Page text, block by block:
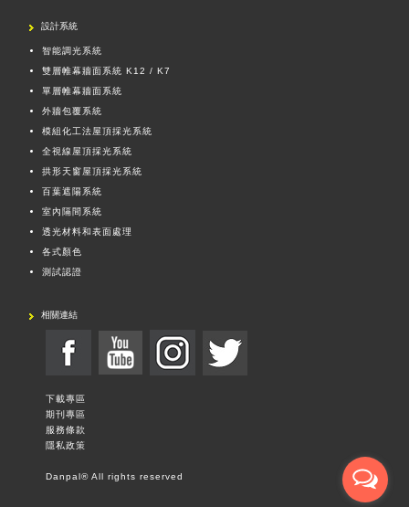
設計系統
智能調光系統
雙層帷幕牆面系統 K12 / K7
單層帷幕牆面系統
外牆包覆系統
模組化工法屋頂採光系統
全視線屋頂採光系統
拱形天窗屋頂採光系統
百葉遮陽系統
室內隔間系統
透光材料和表面處理
各式顏色
測試認證
相關連結
下載專區
期刊專區
服務條款
隱私政策
Danpal® All rights reserved